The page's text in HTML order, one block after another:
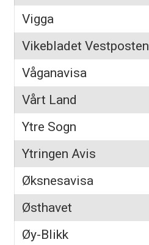
Vigga
Vikebladet Vestposten
Våganavisa
Vårt Land
Ytre Sogn
Ytringen Avis
Øksnesavisa
Østhavet
Øy-Blikk